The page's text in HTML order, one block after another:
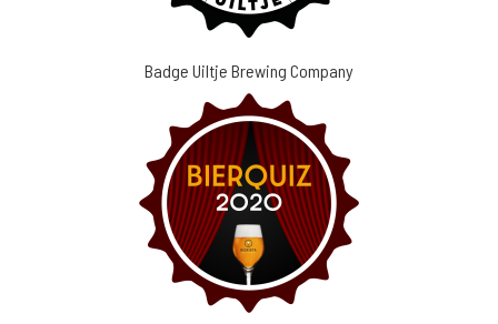
Badge Uiltje Brewing Company